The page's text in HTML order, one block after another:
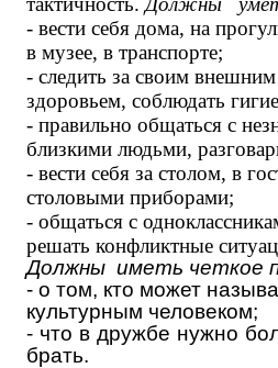
- вести себя дома, на
в музее, в транспорте;
- следить за своим
здоровьем, соблюдать
- правильно общаться с
близкими людьми,
- вести себя за столом, в
столовыми приборами;
- общаться с
решать конфликтные
Должны иметь четкое
- о том, кто может
культурным человеком;
- что в дружбе нужно
брать.